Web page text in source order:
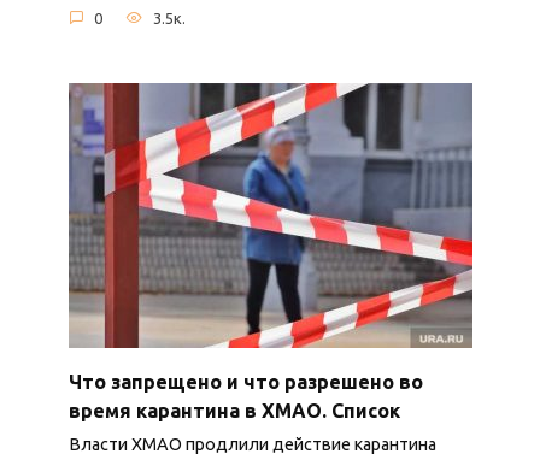
0 3.5к.
Что запрещено и что разрешено во
время карантина в ХМАО. Список
Власти ХМАО продлили действие карантина